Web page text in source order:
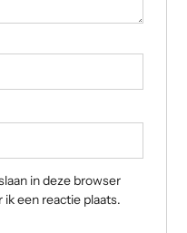
in deze browser
een reactie plaats.